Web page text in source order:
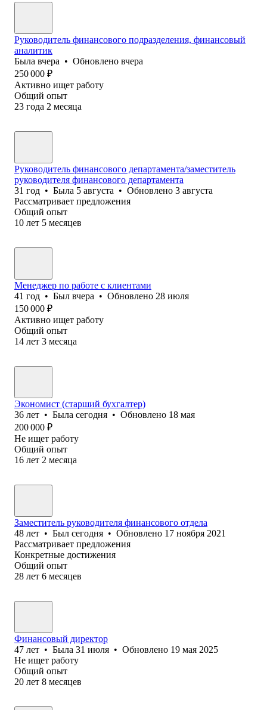
Руководитель финансового подразделения, финансовый
аналитик
Была вчера • Обновлено вчера
250 000 ₽
Активно ищет работу
Общий опыт
23 года 2 месяца
Руководитель финансового департамента/заместитель
руководителя финансового департамента
31 год • Была 5 августа • Обновлено 3 августа
Рассматривает предложения
Общий опыт
10 лет 5 месяцев
Менеджер по работе с клиентами
41 год • Был вчера • Обновлено 28 июля
150 000 ₽
Активно ищет работу
Общий опыт
14 лет 3 месяца
Экономист (старший бухгалтер)
36 лет • Была сегодня • Обновлено 18 мая
200 000 ₽
Не ищет работу
Общий опыт
16 лет 2 месяца
Заместитель руководителя финансового отдела
48 лет • Был сегодня • Обновлено 17 ноября 2021
Рассматривает предложения
Конкретные достижения
Общий опыт
28 лет 6 месяцев
Финансовый директор
47 лет • Была 31 июля • Обновлено 19 мая 2025
Не ищет работу
Общий опыт
20 лет 8 месяцев